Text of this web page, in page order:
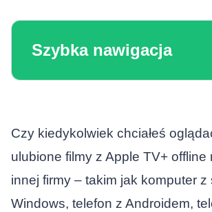
Szybka nawigacja
Czy kiedykolwiek chciałeś
ulubione filmy z Apple TV+ offline
innej firmy – takim jak komputer z
Windows, telefon z Androidem,